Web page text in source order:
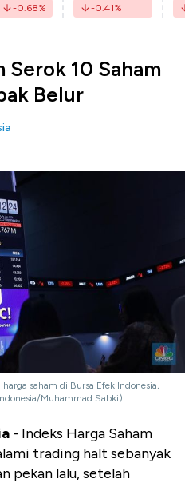
-0.68% -0.41%
10 Saham
Belur
saham di Bursa Efek Indonesia,
Muhammad Sabki)
- Indeks Harga Saham
trading halt sebanyak
pekan lalu, setelah